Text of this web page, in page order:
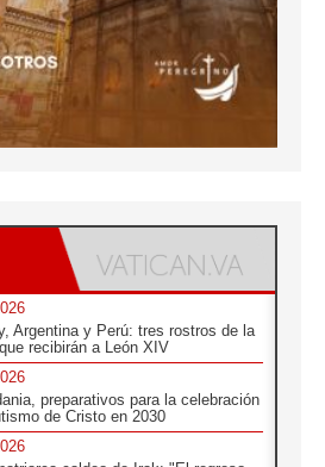
Argentina y Perú: tres rostros de la
recibirán a León XIV
preparativos para la celebración
de Cristo en 2030